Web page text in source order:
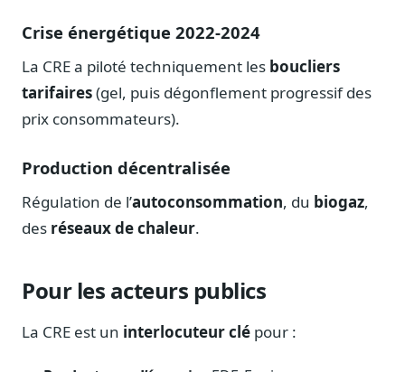
Crise énergétique 2022-2024
La CRE a piloté techniquement les boucliers
tarifaires(gel, puis dégonflement progressif des
prix consommateurs).
Production décentralisée
Régulation de l’autoconsommation, du biogaz,
des réseaux de chaleur.
Pour les acteurs publics
La CRE est un interlocuteur clé pour :